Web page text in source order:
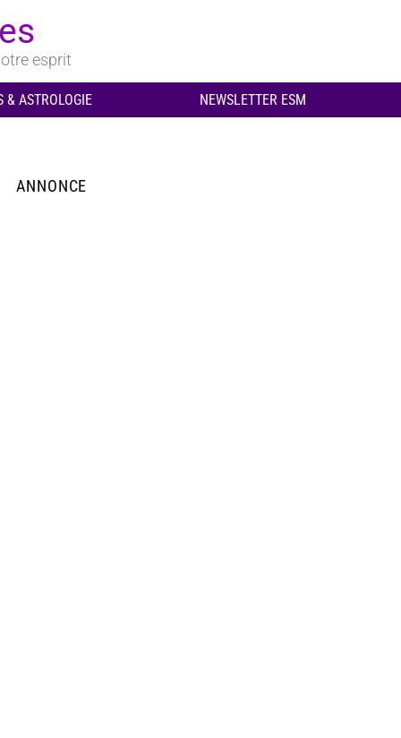
esprit
& ASTROLOGIE NEWSLETTER ESM
ANNONCE